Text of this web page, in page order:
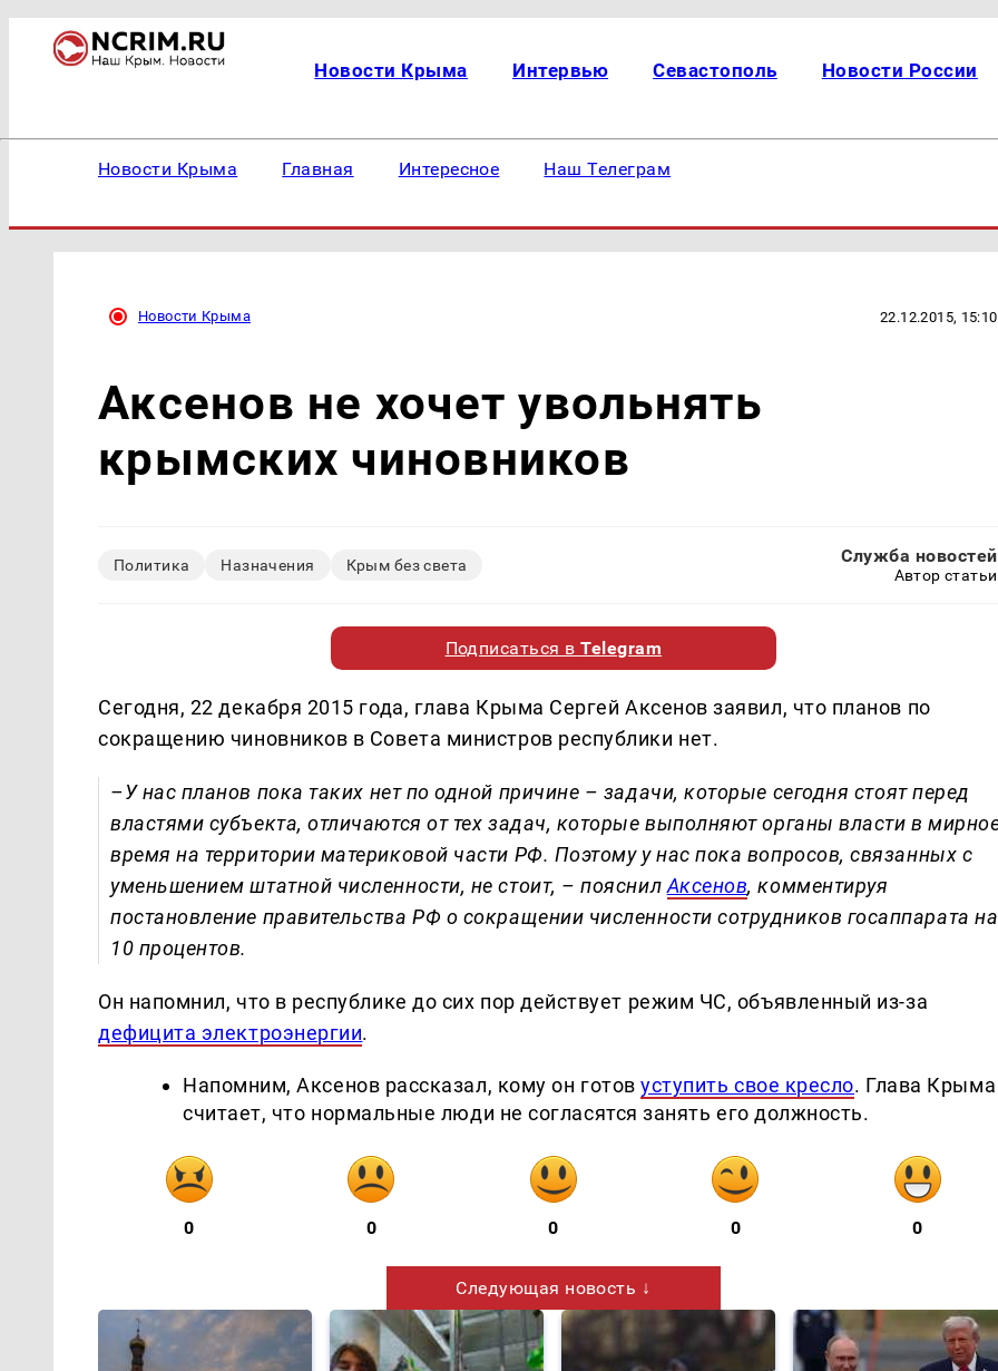
Новости Крыма Интервью Севастополь Новости России
Новости Крыма Главная Интересное Наш Телеграм
Новости Крыма 22.12.2015, 15:10
Аксенов не хочет увольнять
крымских чиновников
Политика Назначения Крым без света Служба новостей
Автор статьи
Подписаться вTelegram
Сегодня, 22 декабря 2015 года, глава Крыма Сергей Аксенов заявил, что планов по
сокращению чиновников в Совета министров республики нет.
–У нас планов пока таких нет по одной причине – задачи, которые сегодня стоят перед
властями субъекта, отличаются от тех задач, которые выполняют органы власти в
время на территории материковой части РФ. Поэтому у нас пока вопросов, связанных с
уменьшением штатной численности, не стоит, – пояснил Аксенов, комментируя
постановление правительства РФ о сокращении численности сотрудников госаппарата на
10 процентов.
Он напомнил, что в республике до сих пор действует режим ЧС, объявленный из-за
дефицита электроэнергии.
Напомним, Аксенов рассказал, кому он готовуступить свое кресло. Глава Крыма
считает, что нормальные люди не согласятся занять его должность.
0 0 0 0 0
Следующая новость ↓